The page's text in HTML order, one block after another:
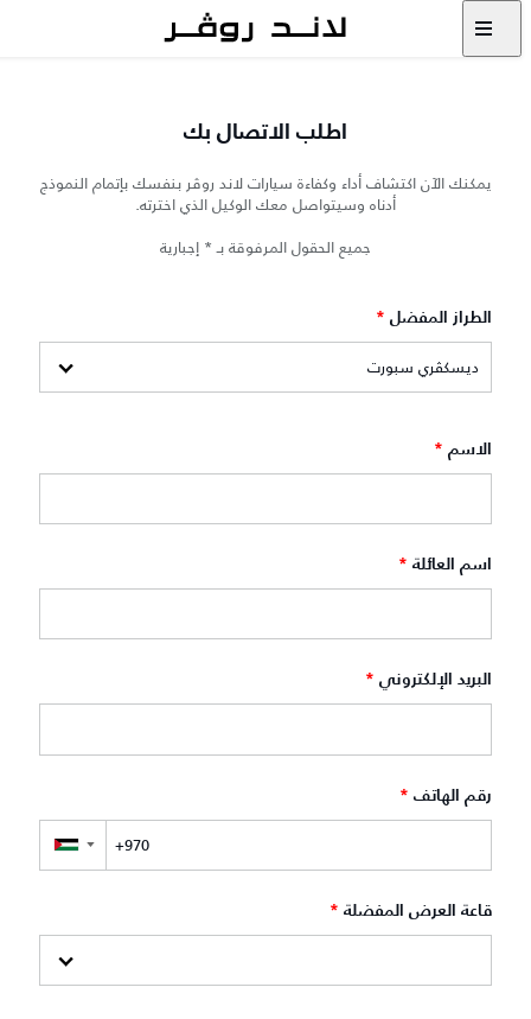
اطلب الاتصال بك
يمكنك الآن اكتشاف أداء وكفاءة سيارات لاند روڤر بنفسك بإتمام النموذج
أدناه وسيتواصل معك الوكيل الذي اخترته.
جميع الحقول المرفوقة بـ * إجبارية
الطراز المفضل *
الاسم *
اسم العائلة *
البريد الإلكتروني *
رقم الهاتف *
▼
قاعة العرض المفضلة *